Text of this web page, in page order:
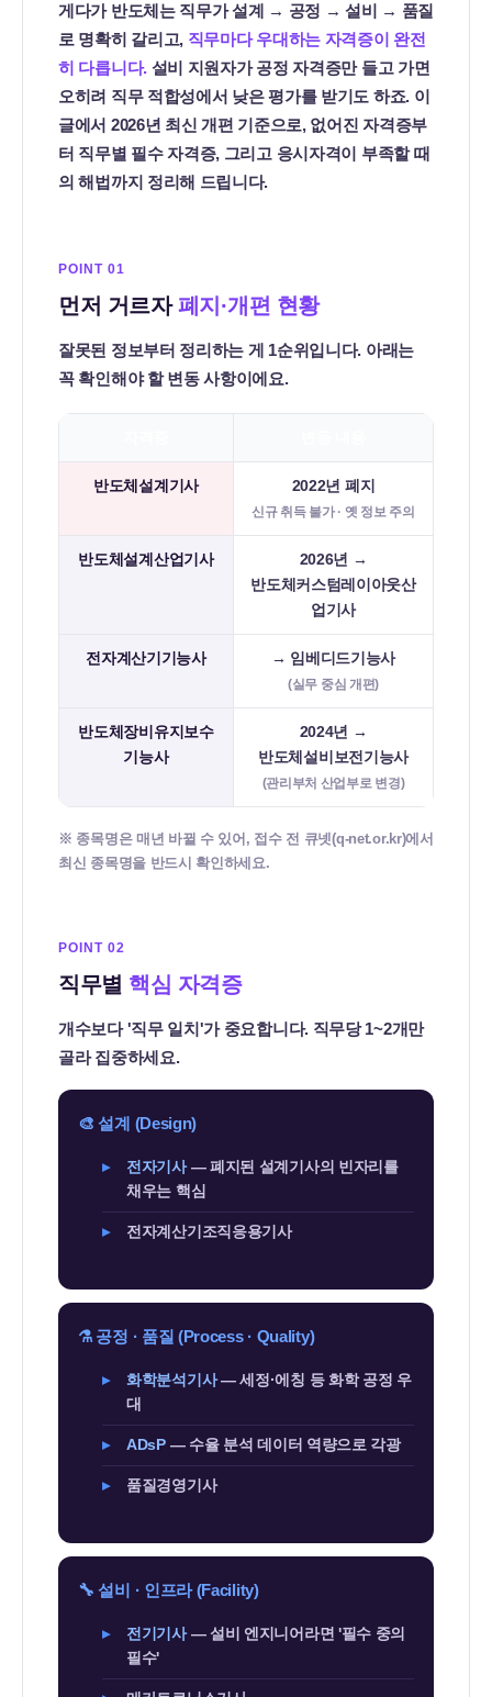
응
시
자
격
만
드
총
정
리
게다가 반도체는 직무가 설계 → 공정 → 설비 → 품질
로 명확히 갈리고, 직무마다 우대하는 자격증이 완전
히 다릅니다.설비 지원자가 공정 자격증만 들고 가면
오히려 직무 적합성에서 낮은 평가를 받기도 하죠. 이
글에서 2026년 최신 개편 기준으로, 없어진 자격증부
터 직무별 필수 자격증, 그리고 응시자격이 부족할 때
의 해법까지 정리해 드립니다.
POINT 01
먼저 거르자폐지·개편 현황
잘못된 정보부터 정리하는 게 1순위입니다. 아래는
꼭 확인해야 할 변동 사항이에요.
반도체설계기사 2022년 폐지
신규 취득 불가 · 옛 정보 주의
반도체설계산업기사
2026년 →
반도체커스텀레이아웃산
업기사
전자계산기기능사 → 임베디드기능사
(실무 중심 개편)
반도체장비유지보수
기능사
2024년 →
반도체설비보전기능사
(관리부처 산업부로 변경)
※ 종목명은 매년 바뀔 수 있어, 접수 전 큐넷(q-net.or.kr)에서
최신 종목명을 반드시 확인하세요.
POINT 02
직무별 핵심 자격증
개수보다 '직무 일치'가 중요합니다. 직무당 1~2개만
골라 집중하세요.
🎨 설계 (Design)
전자기사— 폐지된 설계기사의 빈자리를
채우는 핵심
전자계산기조직응용기사
⚗️ 공정 · 품질 (Process · Quality)
화학분석기사— 세정·에칭 등 화학 공정 우
대
ADsP— 수율 분석 데이터 역량으로 각광
품질경영기사
🔧 설비 · 인프라 (Facility)
전기기사— 설비 엔지니어라면 '필수 중의
필수'